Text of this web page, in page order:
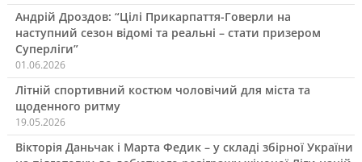
Андрій Дроздов: “Цілі Прикарпаття-Говерли на
наступний сезон відомі та реальні – стати призером
Суперліги”
01.06.2026
Літній спортивний костюм чоловічий для міста та
щоденного ритму
19.05.2026
Вікторія Даньчак і Марта Федик – у складі збірної України